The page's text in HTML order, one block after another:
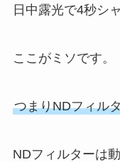
日中露光で4秒シ
ここがミソです。
つまりNDフィル
NDフィルターは